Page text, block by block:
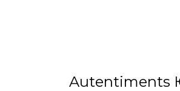
Autentiments